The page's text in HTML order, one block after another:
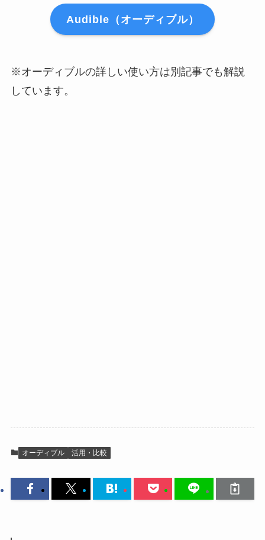
Audible（オーディブル）
※オーディブルの詳しい使い方は別記事でも解説
しています。
オーディブル 活用・比較